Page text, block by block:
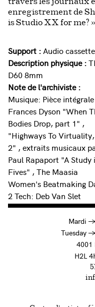
enregistrement de
is Studio XX for me? ».
Support : Audio cassette
Description physique :
D60 8mm
Note de l'archiviste :
Musique: Pièce
Frances Dyson "When
Bodies Drop, part 1" ,
"Highways To
2" , extraits musicaux
Paul Rapaport "A Study
Fives" , The Maasia
Women's Beatmaking
2 Tech: Deb Van Slet
Mardi
Tuesday
4001
H2L